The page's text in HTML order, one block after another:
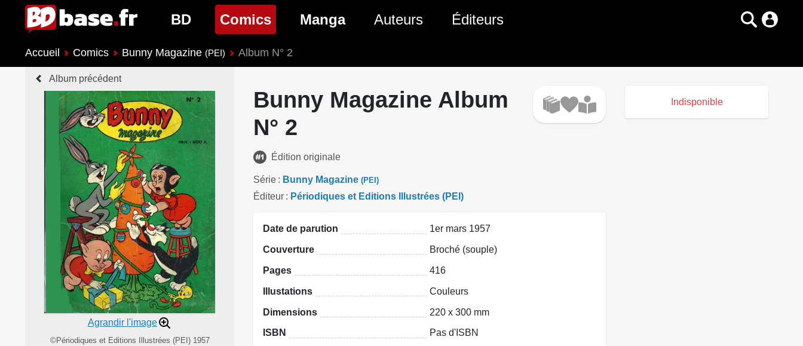
BD
Nouveautés BD
Genres BD
Comics(page courante)
Nouveautés Comics
Manga
Genres Manga
Auteurs Éditeurs
Accueil Comics Bunny Magazine (PEI) Album N° 2
Album précédent
Agrandir l'image
©Périodiques et Editions Illustrées (PEI) 1957
Bunny Magazine Album
N° 2
Édition originale
Série Bunny Magazine (PEI)
Éditeur Périodiques et Editions Illustrées (PEI)
Date de parution 1er mars 1957
Couverture Broché (souple)
Pages 416
Illustations Couleurs
Dimensions 220 x 300 mm
ISBN Pas d'ISBN
Indisponible